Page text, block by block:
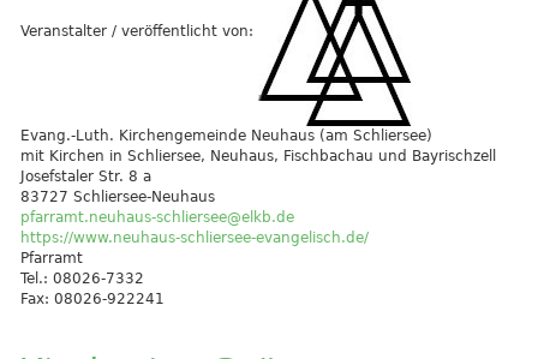
Veranstalter / veröffentlicht von:
Evang.-Luth. Kirchengemeinde Neuhaus (am Schliersee)
mit Kirchen in Schliersee, Neuhaus, Fischbachau und Bayrischzell
Josefstaler Str. 8 a
83727 Schliersee-Neuhaus
pfarramt.neuhaus-schliersee@elkb.de
https://www.neuhaus-schliersee-evangelisch.de/
Pfarramt
Tel.: 08026-7332
Fax: 08026-922241